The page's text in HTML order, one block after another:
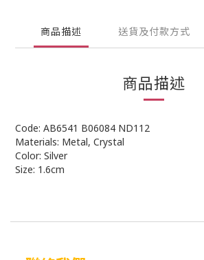
商品描述 送貨及付款方式
商品描述
Code: AB6541 B06084 ND112
Materials: Metal, Crystal
Color: Silver
Size: 1.6cm